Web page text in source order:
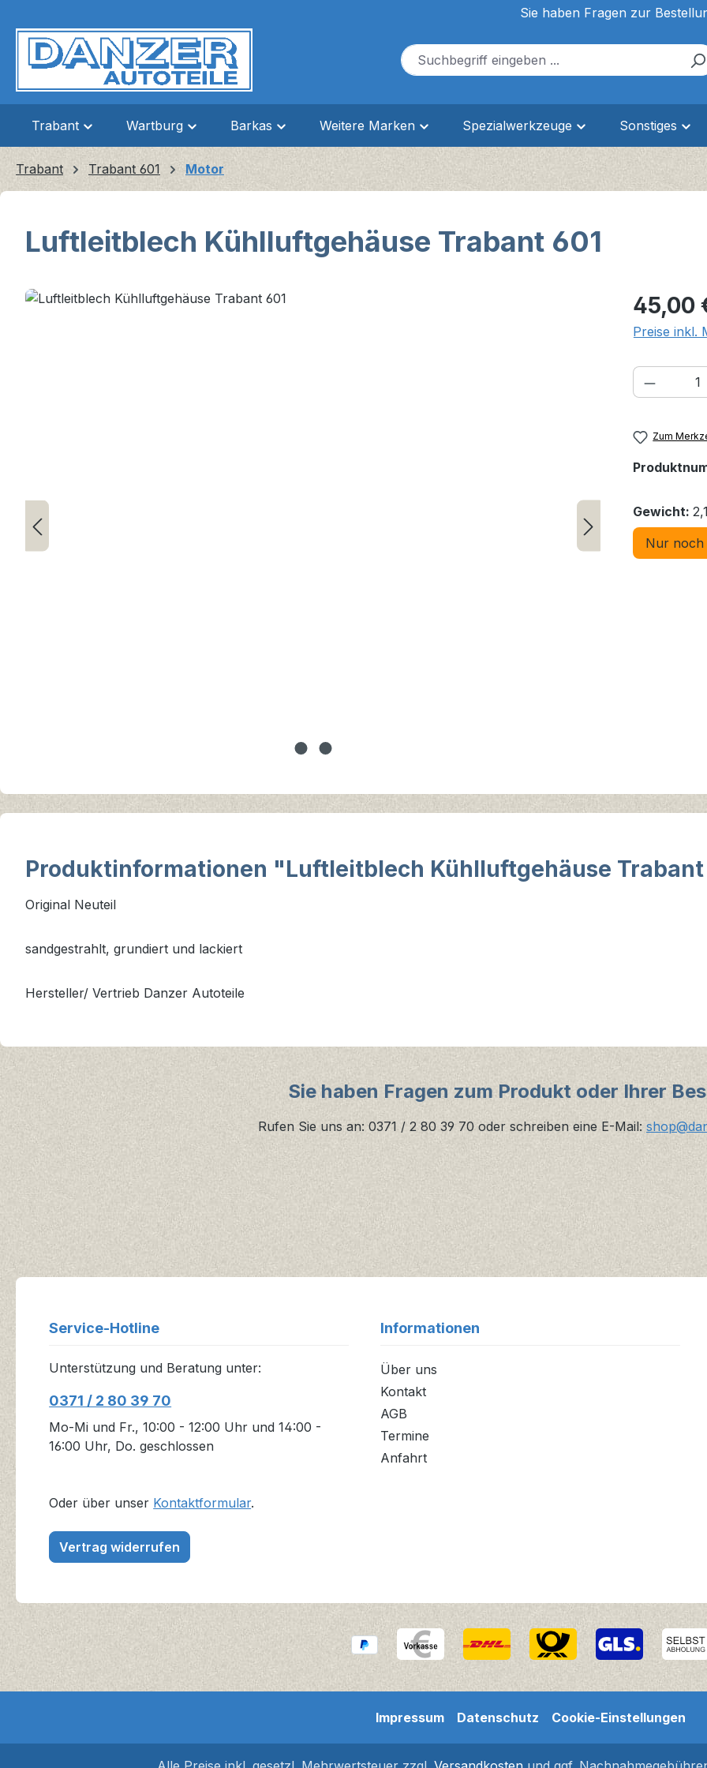
Sie haben Fragen zur
Trabant Wartburg Barkas Weitere Marken Spezialwerkzeuge Sonstiges
Trabant Trabant 601 Motor
Luftleitblech Kühlluftgehäuse Trabant 601
Bildergalerie überspringen Regulärer
45,00
Preise inkl.
Zum
Gewicht:
Nur
Produktinformationen "Luftleitblech Kühlluftgehäuse Trabant
Original Neuteil
sandgestrahlt, grundiert und lackiert
Hersteller/ Vertrieb Danzer Autoteile
Sie haben Fragen zum Produkt oder Ihrer
Rufen Sie uns an: 0371 / 2 80 39 70 oder schreiben eine E-Mail:
Service-Hotline
Unterstützung und Beratung unter:
0371 / 2 80 39 70
Mo-Mi und Fr., 10:00 - 12:00 Uhr und 14:00 -
16:00 Uhr, Do. geschlossen
Oder über unser Kontaktformular.
Vertrag widerrufen
Informationen
Über uns
Kontakt
AGB
Termine
Anfahrt
Impressum Datenschutz Cookie-Einstellungen